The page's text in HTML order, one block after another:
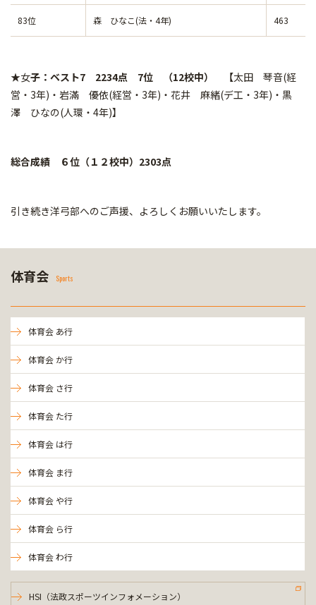
83位 森 ひなこ(法・4年) 463
★女子：ベスト7 2234点 7位 （12校中） 【太田 琴音(経
営・3年)・岩滿 優依(経営・3年)・花井 麻緒(デ工・3年)・黒
澤 ひなの(人環・4年)】
総合成績 ６位（１２校中）2303点
引き続き洋弓部へのご声援、よろしくお願いいたします。
体育会 Sports
体育会 あ行
体育会 か行
体育会 さ行
体育会 た行
体育会 は行
体育会 ま行
体育会 や行
体育会 ら行
体育会 わ行
HSI（法政スポーツインフォメーション）